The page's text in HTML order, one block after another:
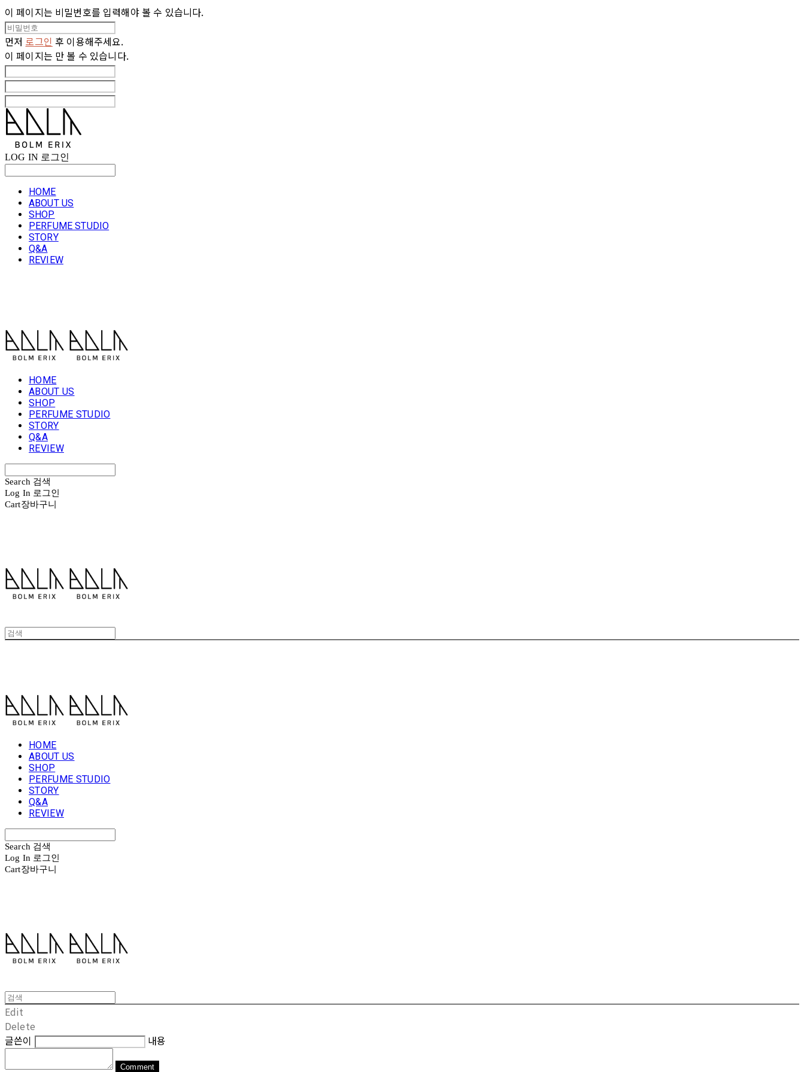
이 페이지는 비밀번호를 입력해야 볼 수 있습니다.
먼저 로그인 후 이용해주세요.
이 페이지는 만 볼 수 있습니다.
LOG IN 로그인
HOME
ABOUT US
SHOP
PERFUME STUDIO
STORY
Q&A
REVIEW
HOME
ABOUT US
SHOP
PERFUME STUDIO
STORY
Q&A
REVIEW
Search 검색
Log In 로그인
Cart장바구니
HOME
ABOUT US
SHOP
PERFUME STUDIO
STORY
Q&A
REVIEW
Search 검색
Log In 로그인
Cart장바구니
Edit
Delete
글쓴이
내용
Comment